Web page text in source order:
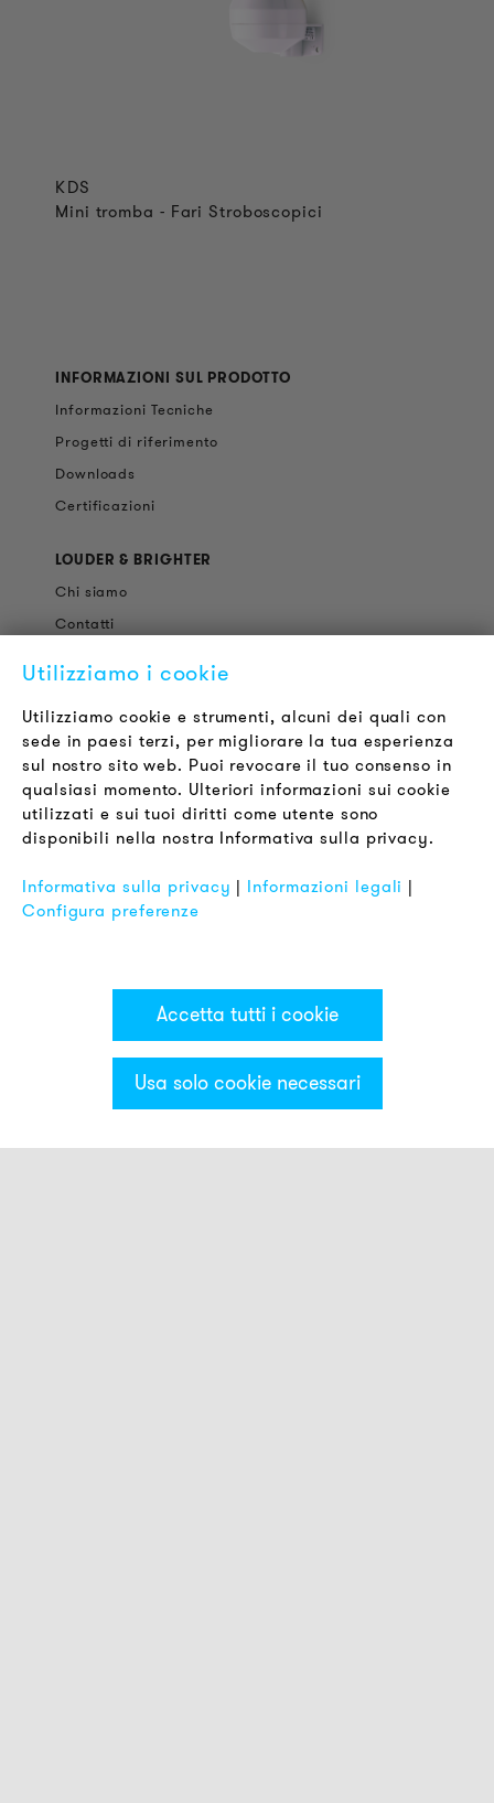
Categorie & Filter
KDS
Mini tromba - Fari Stroboscopici
INFORMAZIONI SUL PRODOTTO
Informazioni Tecniche
Progetti di riferimento
Downloads
Certificazioni
LOUDER & BRIGHTER
Chi siamo
Contatti
Newsletter
LEGALE
Termini & Condizioni
Informativa sulla Privacy
Impronta
Utilizziamo i cookie
Utilizziamo cookie e strumenti, alcuni dei quali con
sede in paesi terzi, per migliorare la tua esperienza
sul nostro sito web. Puoi revocare il tuo consenso in
qualsiasi momento. Ulteriori informazioni sui cookie
utilizzati e sui tuoi diritti come utente sono
disponibili nella nostra Informativa sulla privacy.
Informativa sulla privacy | Informazioni legali |
Configura preferenze
Accetta tutti i cookie
Usa solo cookie necessari